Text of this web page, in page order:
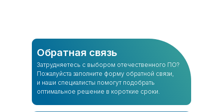
Обратная связь
Затрудняетесь с выбором отечественного ПО?
Пожалуйста заполните форму обратной связи,
и наши специалисты помогут подобрать
оптимальное решение в короткие сроки.